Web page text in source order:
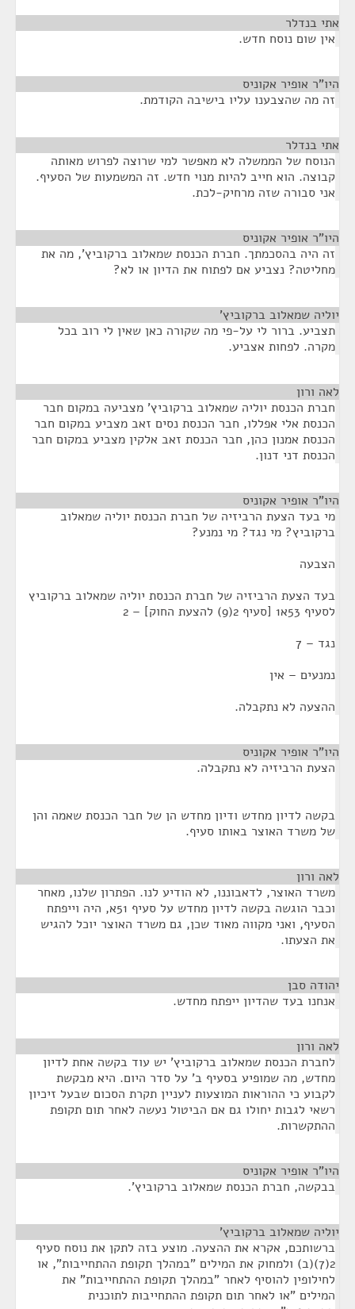
אתי בנדלר
אין שום נוסח חדש.
היו"ר אופיר אקוניס
זה מה שהצבענו עליו בישיבה הקודמת.
אתי בנדלר
הנוסח של הממשלה לא מאפשר למי שרוצה לפרוש מאותה
קבוצה. הוא חייב להיות מנוי חדש. זה המשמעות של הסעיף.
אני סבורה שזה מרחיק-לכת.
היו"ר אופיר אקוניס
זה היה בהסכמתך. חברת הכנסת שמאלוב ברקוביץ', מה את
מחליטה? נצביע אם לפתוח את הדיון או לא?
יוליה שמאלוב ברקוביץ'
תצביע. ברור לי על-פי מה שקורה כאן שאין לי רוב בכל
מקרה. לפחות אצביע.
לאה ורון
חברת הכנסת יוליה שמאלוב ברקוביץ' מצביעה במקום חבר
הכנסת אלי אפללו, חבר הכנסת נסים זאב מצביע במקום חבר
הכנסת אמנון כהן, חבר הכנסת זאב אלקין מצביע במקום חבר
הכנסת דני דנון.
היו"ר אופיר אקוניס
מי בעד הצעת הרביזיה של חברת הכנסת יוליה שמאלוב
ברקוביץ? מי נגד? מי נמנע?
הצבעה
בעד הצעת הרביזיה של חברת הכנסת יוליה שמאלוב ברקוביץ
לסעיף 53א1 [סעיף 2(9) להצעת החוק] – 2
נגד – 7
נמנעים – אין
ההצעה לא נתקבלה.
היו"ר אופיר אקוניס
הצעת הרביזיה לא נתקבלה.
בקשה לדיון מחדש ודיון מחדש הן של חבר הכנסת שאמה והן
של משרד האוצר באותו סעיף.
לאה ורון
משרד האוצר, לדאבוננו, לא הודיע לנו. הפתרון שלנו, מאחר
וכבר הוגשה בקשה לדיון מחדש על סעיף 51א, היה וייפתח
הסעיף, ואני מקווה מאוד שכן, גם משרד האוצר יוכל להגיש
את הצעתו.
יהודה סבן
אנחנו בעד שהדיון ייפתח מחדש.
לאה ורון
לחברת הכנסת שמאלוב ברקוביץ' יש עוד בקשה אחת לדיון
מחדש, מה שמופיע בסעיף ב' על סדר היום. היא מבקשת
לקבוע כי ההוראות המוצעות לעניין תקרת הסכום שבעל זיכיון
רשאי לגבות יחולו גם אם הביטול נעשה לאחר תום תקופת
ההתקשרות.
היו"ר אופיר אקוניס
בבקשה, חברת הכנסת שמאלוב ברקוביץ'.
יוליה שמאלוב ברקוביץ'
ברשותכם, אקרא את ההצעה. מוצע בזה לתקן את נוסח סעיף
2(7)(ב) ולמחוק את המילים "במהלך תקופת ההתחייבות", או
לחילופין להוסיף לאחר "במהלך תקופת ההתחייבות" את
המילים "או לאחר תום תקופת ההתחייבות לתוכנית